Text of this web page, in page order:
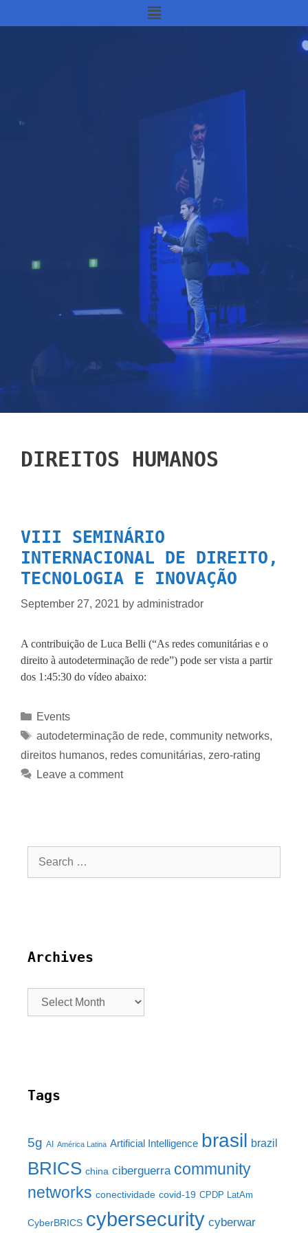
DIREITOS HUMANOS
VIII SEMINÁRIO
INTERNACIONAL DE DIREITO,
TECNOLOGIA E INOVAÇÃO
September 27, 2021 by administrador
A contribuição de Luca Belli (“As redes comunitárias e o
direito à autodeterminação de rede”) pode ser vista a partir
dos 1:45:30 do vídeo abaixo:
Events
autodeterminação de rede, community networks,
direitos humanos, redes comunitárias, zero-rating
Leave a comment
Archives
Tags
5g AI América Latina Artificial Intelligence brasil brazil
BRICS china ciberguerra community
networks conectividade covid-19 CPDP LatAm
CyberBRICS cybersecurity cyberwar